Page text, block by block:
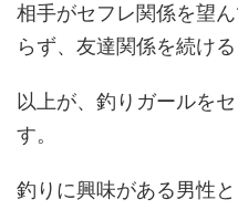
相手がセフレ関係を望
らず、友達関係を続ける
以上が、釣りガールを
す。
釣りに興味がある男性